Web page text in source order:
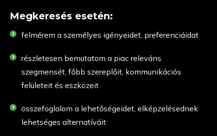
Megkeresés esetén:
felmérem a személyes igényeidet, preferenciáidat
részletesen bemutatom a piac releváns
szegmensét, főbb szereplőit, kommunikációs
felületeit és eszközeit
összefoglalom a lehetőségeidet, elképzelésednek
lehetséges alternatíváit